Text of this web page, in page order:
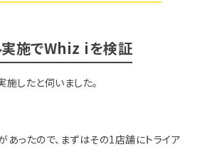
実施でWhiz iを検証
施したと伺いました。
ったので、まずはその1店舗にトライア